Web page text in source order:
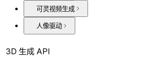
可灵视频生成
人像驱动
3D 生成 API